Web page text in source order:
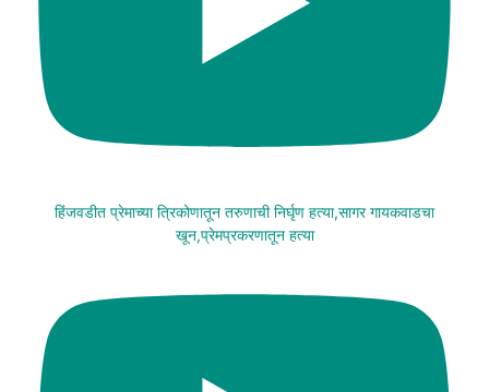
हिंजवडीत प्रेमाच्या त्रिकोणातून तरुणाची निर्घृण हत्या,सागर गायकवाडचा
खून,प्रेमप्रकरणातून हत्या